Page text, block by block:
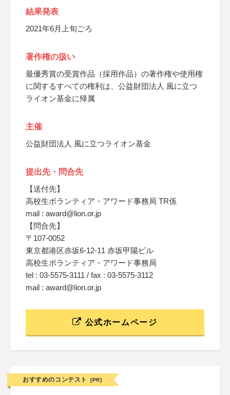
結果発表
2021年6月上旬ごろ
著作権の扱い
最優秀賞の受賞作品（採用作品）の著作権や使用権
に関するすべての権利は、公益財団法人 風に立つ
ライオン基金に帰属
主催
公益財団法人 風に立つライオン基金
提出先・問合先
【送付先】
高校生ボランティア・アワード事務局 TR係
mail : award@lion.or.jp
【問合先】
〒107-0052
東京都港区赤坂6-12-11 赤坂甲陽ビル
高校生ボランティア・アワード事務局
tel : 03-5575-3111 / fax : 03-5575-3112
mail : award@lion.or.jp
公式ホームページ
おすすめのコンテスト [PR]